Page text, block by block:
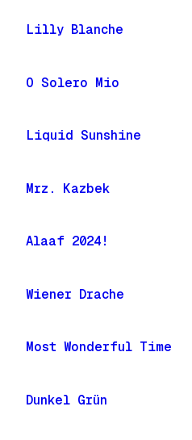
Lilly Blanche
O Solero Mio
Liquid Sunshine
Mrz. Kazbek
Alaaf 2024!
Wiener Drache
Most Wonderful Time
Dunkel Grün